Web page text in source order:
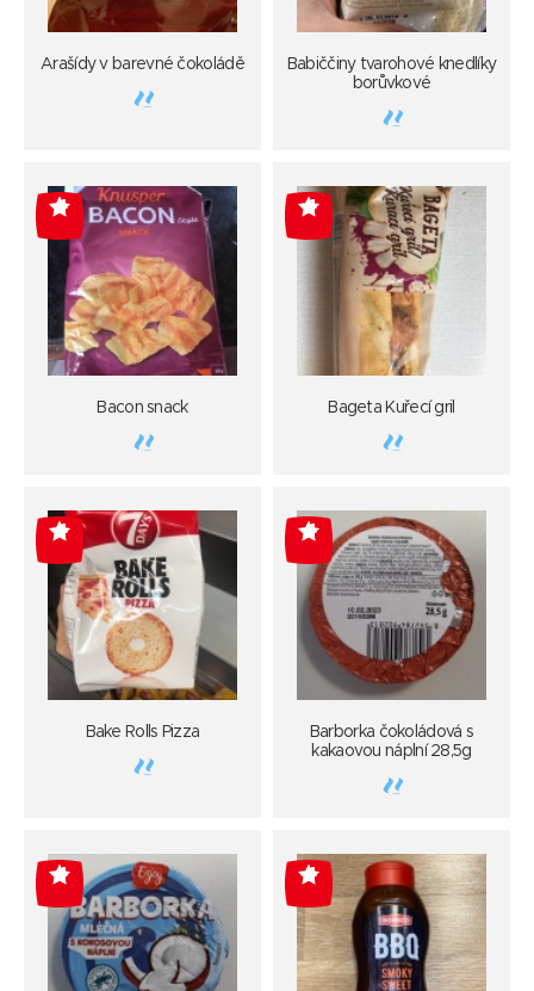
Arašídy v barevné čokoládě
Babiččiny tvarohové knedlíky
borůvkové
-4
Bacon snack
-4
Bageta Kuřecí gril
-4
Bake Rolls Pizza
-4
Barborka čokoládová s
kakaovou náplní 28,5g
-4 -4